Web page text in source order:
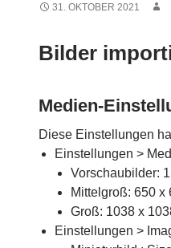
31. OKTOBER 2021
Bilder
Medien-
Diese Einstellungen
Einstellungen >
Vorschaubilder:
Mittelgroß: 650 x
Groß: 1038 x
Einstellungen >